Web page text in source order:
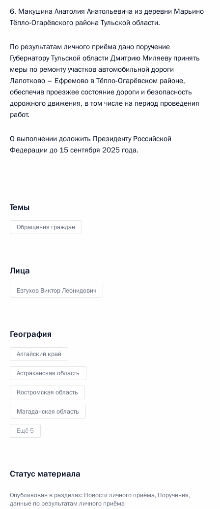
6. Макушина Анатолия Анатольевича из деревни Марьино
Тёпло-Огарёвского района Тульской области.
По результатам личного приёма дано поручение
Губернатору Тульской области Дмитрию Миляеву принять
меры по ремонту участков автомобильной дороги
Лапотково – Ефремово в Тёпло-Огарёвском районе,
обеспечив проезжее состояние дороги и безопасность
дорожного движения, в том числе на период проведения
работ.
О выполнении доложить Президенту Российской
Федерации до 15 сентября 2025 года.
Темы
Обращения граждан
Лица
Евтухов Виктор Леонидович
География
Алтайский край
Астраханская область
Костромская область
Магаданская область
Ещё 5
Статус материала
Опубликован в разделах: Новости личного приёма, Поручения,
данные по результатам личного приёма